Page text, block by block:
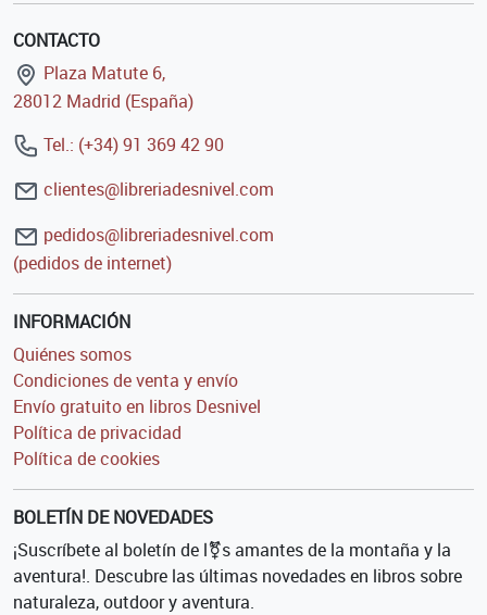
CONTACTO
Plaza Matute 6,
28012 Madrid (España)
Tel.: (+34) 91 369 42 90
clientes@libreriadesnivel.com
pedidos@libreriadesnivel.com
(pedidos de internet)
INFORMACIÓN
Quiénes somos
Condiciones de venta y envío
Envío gratuito en libros Desnivel
Política de privacidad
Política de cookies
BOLETÍN DE NOVEDADES
¡Suscríbete al boletín de l⚧s amantes de la montaña y la
aventura!. Descubre las últimas novedades en libros sobre
naturaleza, outdoor y aventura.